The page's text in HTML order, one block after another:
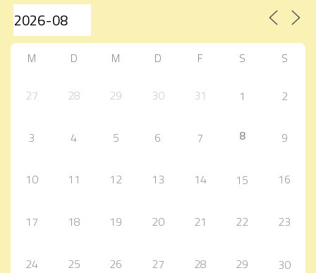
M D M D F S S
27 28 29 30 31 1 2
3 4 5 6 7 8 9
10 11 12 13 14 15 16
17 18 19 20 21 22 23
24 25 26 27 28 29 30